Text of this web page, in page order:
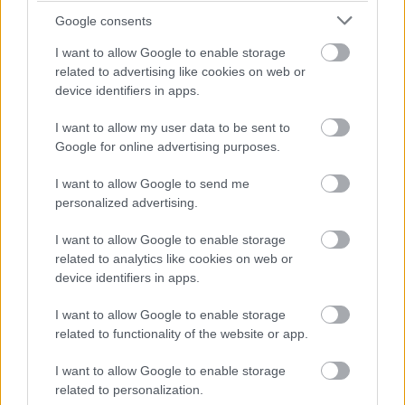
Google consents
I want to allow Google to enable storage
related to advertising like cookies on web or
device identifiers in apps.
I want to allow my user data to be sent to
Google for online advertising purposes.
I want to allow Google to send me
personalized advertising.
I want to allow Google to enable storage
related to analytics like cookies on web or
device identifiers in apps.
I want to allow Google to enable storage
related to functionality of the website or app.
I want to allow Google to enable storage
related to personalization.
Peer Krisztián:
címmel szerepel a
„gyerekverseim” között. Eredetileg azonban egy
Woyzeck-előadásba íródott. Én erőltettem, hogy
reggae legyen, ellenpontozzuk némi sunshine-nal a
szöveg sötét világképét.
Tóth Andor: Dub ballada a nyúlról, aki reménytelen
helyzetbe került. Ez az első közös számunk Irlanda
Kárpáti Palkó is közreműködött.
Peer Krisztián: Az azóta sok más alternatív színházi
műhellyel együtt kivéreztetett Tünet Együttes és a
Katona József Színház koprodukciója volt a jóslatnak
is beillőGyászcímű előadás, amiben rituálisan
eltemettük a szakmánkat. Nem volt zökkenőmentes
próbafolyamat, ilyenkor sokat segíthet egy
színésznek, ha van egy dala, amibe kapaszkodhat.